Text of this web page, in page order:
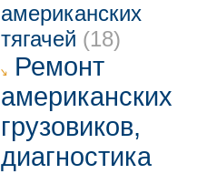
американских
тягачей (18)
Ремонт
американских
грузовиков,
диагностика